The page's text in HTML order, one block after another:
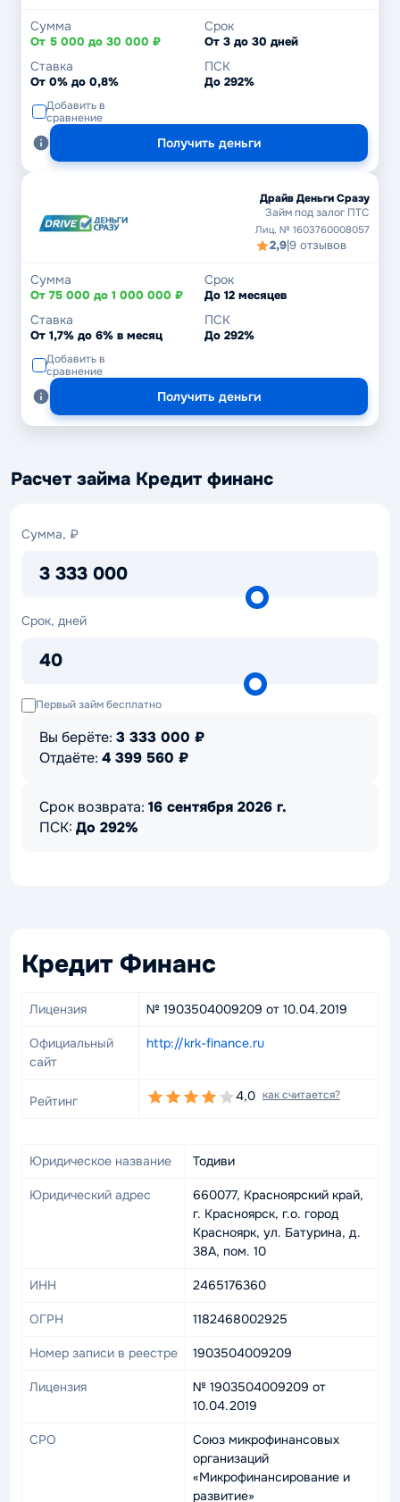
Сумма
От 5 000 до 30 000 ₽
Срок
От 3 до 30 дней
Ставка
От 0% до 0,8%
ПСК
До 292%
Добавить в
сравнение
Получить деньги
Драйв Деньги Сразу
Займ под залог ПТС
Лиц. № 1603760008057
2,9|9 отзывов
Сумма
От 75 000 до 1 000 000 ₽
Срок
До 12 месяцев
Ставка
От 1,7% до 6% в месяц
ПСК
До 292%
Добавить в
сравнение
Получить деньги
Расчет займа Кредит финанс
Сумма, ₽
3 333 000
Сумма,
Срок, дней
40
Срок,
Первый займ бесплатно
Вы берёте: 3 333 000 ₽
Отдаёте: 4 399 560 ₽
Срок возврата: 16 сентября 2026 г.
ПСК: До 292%
Кредит Финанс
Лицензия № 1903504009209 от 10.04.2019
Официальный
сайт
http://krk-finance.ru
Рейтинг 4,0 как считается?
Юридическое название Тодиви
Юридический адрес
660077, Красноярский край,
г. Красноярск, г.о. город
Красноярк, ул. Батурина, д.
38А, пом. 10
ИНН 2465176360
ОГРН 1182468002925
Номер записи в реестре 1903504009209
Лицензия
№ 1903504009209 от
10.04.2019
СРО
Союз микрофинансовых
организаций
«Микрофинансирование и
развитие»